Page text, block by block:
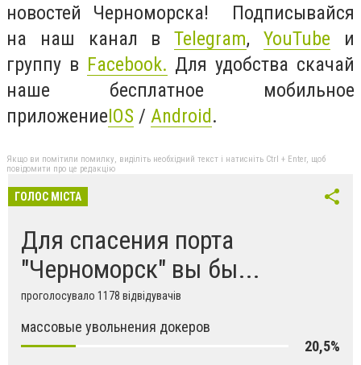
новостей Черноморска! Подписывайся
на наш канал вTelegram,YouTube и
группу в Facebook. Для удобства скачай
наше бесплатное мобильное
приложениеIOS / Android.
Якщо ви помітили помилку, виділіть необхідний текст і натисніть Ctrl + Enter, щоб
повідомити про це редакцію
ГОЛОС МІСТА
Для спасения порта
"Черноморск" вы бы...
проголосувало 1178 відвідувачів
массовые увольнения докеров
20,5%